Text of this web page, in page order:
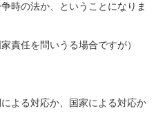
時の法か、ということになりま
責任を問いうる場合ですが）
よる対応か、国家による対応か